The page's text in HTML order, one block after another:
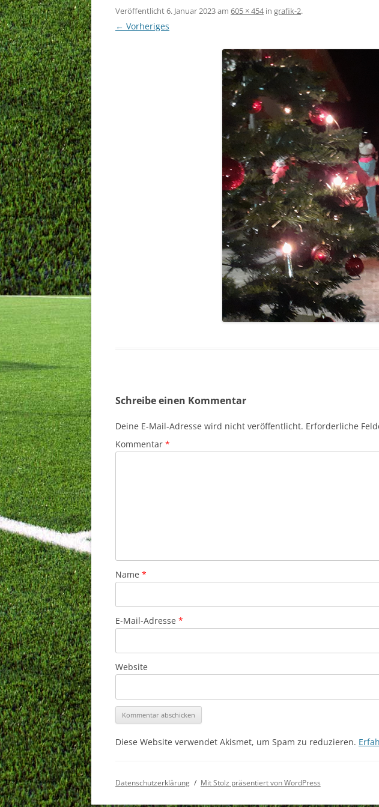
Veröffentlicht6. Januar 2023am 605 × 454in grafik-2.
← Vorheriges
Schreibe einen Kommentar
Deine E-Mail-Adresse wird nicht veröffentlicht. Erforderliche
Kommentar *
Name *
E-Mail-Adresse *
Website
Diese Website verwendet Akismet, um Spam zu reduzieren.
Datenschutzerklärung Mit Stolz präsentiert von WordPress